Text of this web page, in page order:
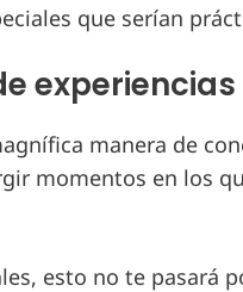
que serían
manera de
momentos en los
esto no te pasará